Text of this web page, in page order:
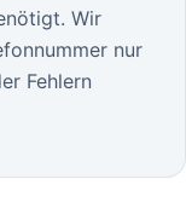
Wir
nur
Fehlern